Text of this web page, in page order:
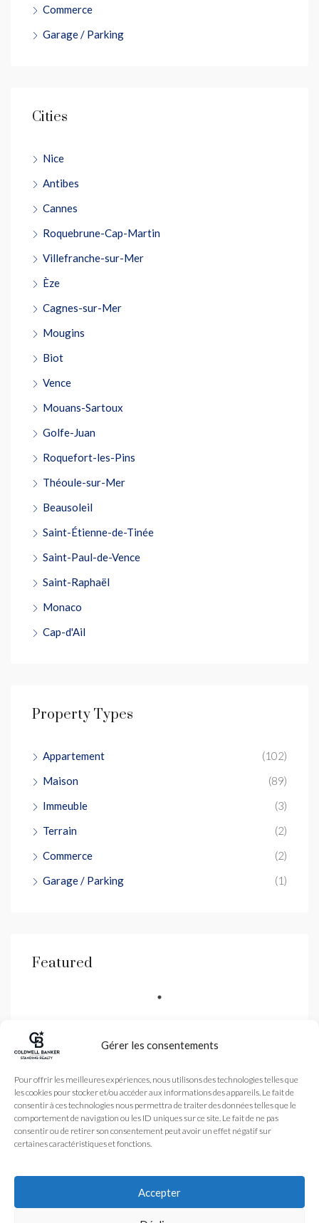
Gérer les consentements
Pour offrir les meilleures expériences, nous utilisons des technologies telles que
les cookies pour stocker et/ou accéder aux informations des appareils. Le fait de
consentir à ces technologies nous permettra de traiter des données telles que le
comportement de navigation ou les ID uniques sur ce site. Le fait de ne pas
consentir ou de retirer son consentement peut avoir un effet négatif sur
certaines caractéristiques et fonctions.
Accepter
Commerce
Garage / Parking
Cities
Nice
Antibes
Cannes
Roquebrune-Cap-Martin
Villefranche-sur-Mer
Èze
Cagnes-sur-Mer
Mougins
Biot
Vence
Mouans-Sartoux
Golfe-Juan
Roquefort-les-Pins
Théoule-sur-Mer
Beausoleil
Saint-Étienne-de-Tinée
Saint-Paul-de-Vence
Saint-Raphaël
Monaco
Cap-d'Ail
Property Types
Appartement
(102)
Maison
(89)
Immeuble
(3)
Terrain
(2)
Commerce
(2)
Garage / Parking
(1)
Featured
L’Agence
Actualité
Coldwell Banker est une
agence immobilière
spécialisé dans la vente
de biens de luxe dans les
Alpes-Maritimes et
Monaco avec une agence
à Nice et Antibes
Plan du site